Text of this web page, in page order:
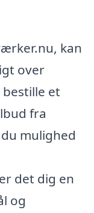
kan
over
et
fra
mulighed
det dig en
og